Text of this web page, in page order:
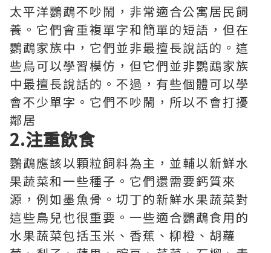
太平洋鸚鵡不吵鬧，非常適合公寓居民飼
養。它們會重複單字和簡單的短語，但在
鸚鵡家族中，它們並非最擅長說話的。這
些鳥可以學習模仿，但它們並非鸚鵡家族
中最擅長說話的。不過，有些個體可以學
會不少單字。它們不吵鬧，所以不會打擾
鄰居
2.注重飲食
鸚鵡應該以顆粒飼料為主，並輔以新鮮水
果蔬菜和一些種子。它們還需要鈣質來
源，例如墨魚骨。切丁的新鮮水果蔬菜對
這些鳥兒也很重要。一些適合鸚鵡食用的
水果蔬菜包括玉米、香蕉、柳橙、胡蘿